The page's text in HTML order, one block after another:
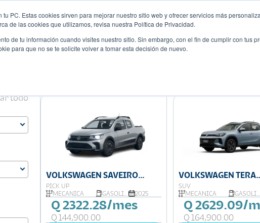
PC. Estas cookies sirven para mejorar nuestro sitio web y ofrecer servicios más
de las cookies que utilizamos, revisa nuestra Política de Privacidad.
de tu información cuando visites nuestro sitio. Sin embargo, con el fin de cumplir con tus
para que no se te solicite volver a tomar esta decisión de nuevo.
Promociones Blog Eventos
todo
VOLKSWAGEN SAVEIRO
DOBLE CABINA
PICK UP
MECÁNICA
GASOLINA 2025
Q 2322.28/mes
Q 144,900.00
VOLKSWAGEN TERA
TRENDLINE
SUV
MECÁNICA
GASOLINA
Q 2629.09/
Q 164,900.00